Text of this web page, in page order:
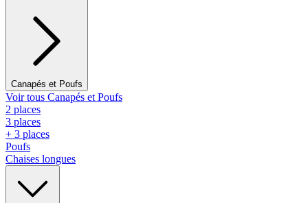
Canapés et Poufs
Voir tous Canapés et Poufs
2 places
3 places
+ 3 places
Poufs
Chaises longues